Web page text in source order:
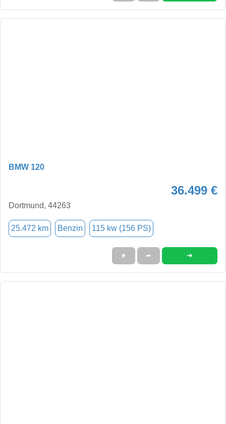
BMW 120
36.499 €
Dortmund, 44263
25.472 km Benzin 115 kw (156 PS)
★ ➦ ➜